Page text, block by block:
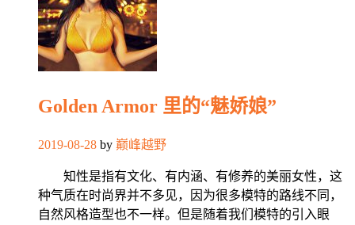
Golden Armor 里的“魅娇娘”
2019-08-28 by 巅峰越野
知性是指有文化、有内涵、有修养的美丽女性，这
种气质在时尚界并不多见，因为很多模特的路线不同，
自然风格造型也不一样。但是随着我们模特的引入眼